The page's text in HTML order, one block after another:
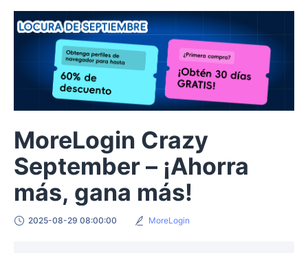
MoreLogin Crazy
September – ¡Ahorra
más, gana más!
2025-08-29 08:00:00 MoreLogin